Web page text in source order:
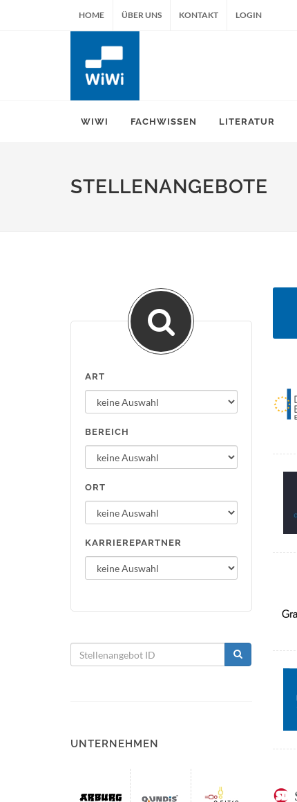
HOME ÜBER UNS KONTAKT LOGIN
WIWI FACHWISSEN LITERATUR
STELLENANGEBOTE
ART
BEREICH
ORT
KARRIEREPARTNER
UNTERNEHMEN